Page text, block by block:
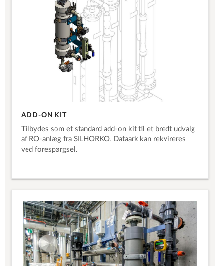
ADD-ON KIT
Tilbydes som et standard add-on kit til et bredt udvalg
af RO-anlæg fra SILHORKO. Dataark kan rekvireres
ved forespørgsel.